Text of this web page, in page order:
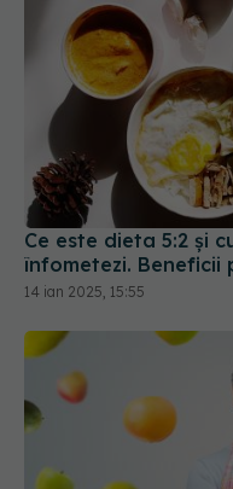
Ce este dieta 5:2 și
înfometezi. Beneficii
14 ian 2025, 15:55